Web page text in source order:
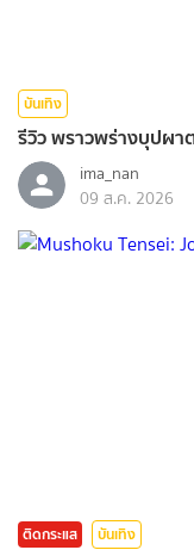
บันเทิง
รีวิว พราวพร่างบุปผา
ima_nan
09 ส.ค. 2026
ติดกระแส บันเทิง